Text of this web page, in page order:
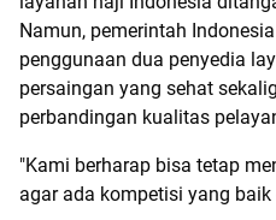
Namun, pemerintah
penggunaan dua penyedia
persaingan yang sehat
perbandingan kualitas
"Kami berharap bisa tetap
agar ada kompetisi yang